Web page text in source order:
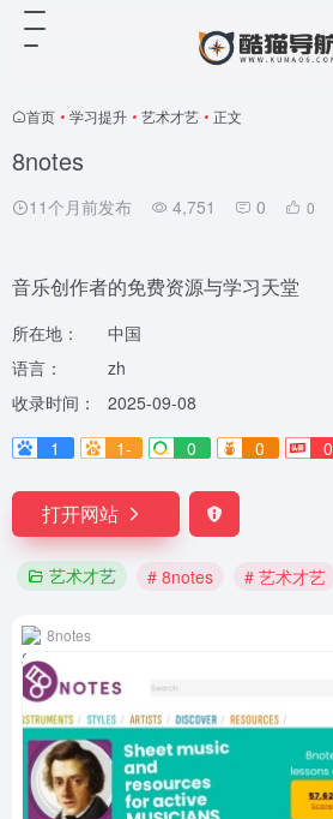
首页 • 学习提升 • 艺术才艺 • 正文
8notes
11个月前发布 4,751 0 0
音乐创作者的免费资源与学习天堂
所在地：
中国
语言：
zh
收录时间：
2025-09-08
1
1- 0 0 0
打开网站
艺术才艺 # 8notes # 艺术才艺
8notes